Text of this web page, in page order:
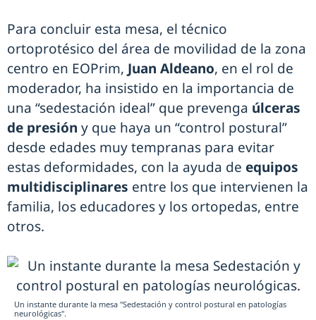
Para concluir esta mesa, el técnico
ortoprotésico del área de movilidad de la zona
centro en EOPrim, Juan Aldeano, en el rol de
moderador, ha insistido en la importancia de
una “sedestación ideal” que prevenga úlceras
de presión y que haya un “control postural”
desde edades muy tempranas para evitar
estas deformidades, con la ayuda de equipos
multidisciplinares entre los que intervienen la
familia, los educadores y los ortopedas, entre
otros.
Un instante durante la mesa "Sedestación y control postural en patologías
neurológicas".